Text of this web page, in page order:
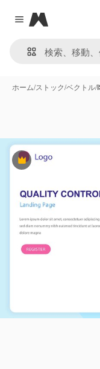
Close menu
Magnific
ホーム/ストック/ベクトル/
Premium